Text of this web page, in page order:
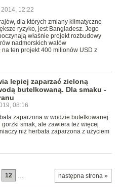
12:22
dla których zmiany klimatyczne
ryzyko, jest Bangladesz. Jego
właśnie projekt rozbudowy
nadmorskich wałów
ten projekt 400 milionów USD z
lepiej zaparzać zieloną
butelkowaną. Dla smaku -
08:16
zaparzona w wodzie butelkowanej
smak, ale zawiera też więcej
niż herbata zaparzona z użyciem
następna strona »
12 …